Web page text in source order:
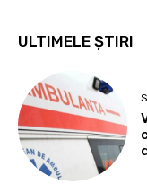
ULTIMELE ȘTIRI